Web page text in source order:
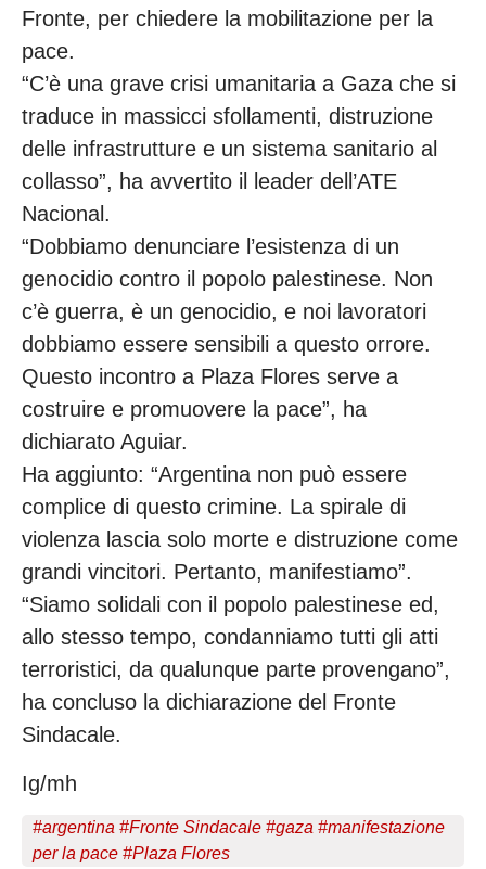
Fronte, per chiedere la mobilitazione per la
pace.
“C’è una grave crisi umanitaria a Gaza che si
traduce in massicci sfollamenti, distruzione
delle infrastrutture e un sistema sanitario al
collasso”, ha avvertito il leader dell’ATE
Nacional.
“Dobbiamo denunciare l’esistenza di un
genocidio contro il popolo palestinese. Non
c’è guerra, è un genocidio, e noi lavoratori
dobbiamo essere sensibili a questo orrore.
Questo incontro a Plaza Flores serve a
costruire e promuovere la pace”, ha
dichiarato Aguiar.
Ha aggiunto: “Argentina non può essere
complice di questo crimine. La spirale di
violenza lascia solo morte e distruzione come
grandi vincitori. Pertanto, manifestiamo”.
“Siamo solidali con il popolo palestinese ed,
allo stesso tempo, condanniamo tutti gli atti
terroristici, da qualunque parte provengano”,
ha concluso la dichiarazione del Fronte
Sindacale.
Ig/mh
#argentina #Fronte Sindacale #gaza #manifestazione
per la pace #Plaza Flores